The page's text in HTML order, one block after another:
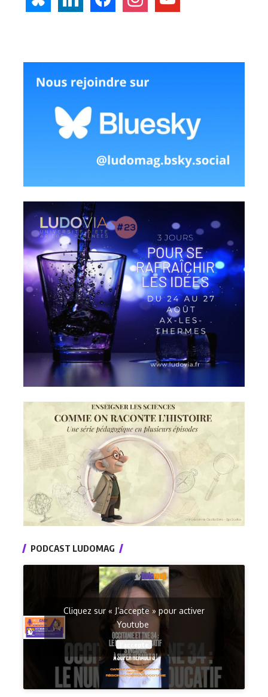
PODCAST LUDOMAG
Cliquez sur « J’accepte » pour activer
Youtube